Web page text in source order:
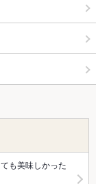
も美味しかった